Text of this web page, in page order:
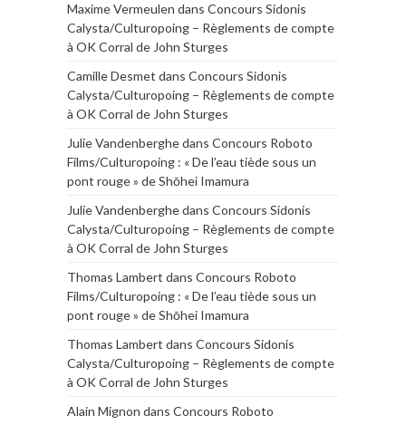
Maxime Vermeulen dans Concours Sidonis
Calysta/Culturopoing – Règlements de compte
à OK Corral de John Sturges
Camille Desmet dans Concours Sidonis
Calysta/Culturopoing – Règlements de compte
à OK Corral de John Sturges
Julie Vandenberghedans Concours Roboto
Films/Culturopoing : « De l’eau tiède sous un
pont rouge » de Shōhei Imamura
Julie Vandenberghedans Concours Sidonis
Calysta/Culturopoing – Règlements de compte
à OK Corral de John Sturges
Thomas Lambert dans Concours Roboto
Films/Culturopoing : « De l’eau tiède sous un
pont rouge » de Shōhei Imamura
Thomas Lambert dans Concours Sidonis
Calysta/Culturopoing – Règlements de compte
à OK Corral de John Sturges
Alain Mignon dans Concours Roboto